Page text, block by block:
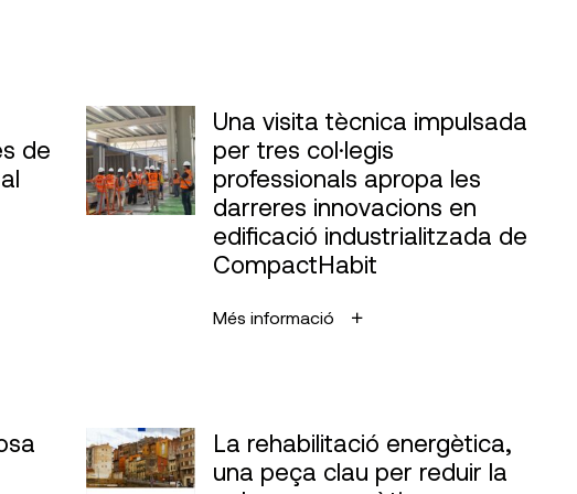
de
Una visita tècnica impulsada
per tres col·legis
professionals apropa les
darreres innovacions en
edificació industrialitzada de
CompactHabit
Més informació
La rehabilitació energètica,
una peça clau per reduir la